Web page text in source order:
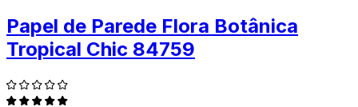
Papel de Parede Flora Botânica
Tropical Chic 84759